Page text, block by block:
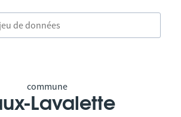
commune
Lavalette